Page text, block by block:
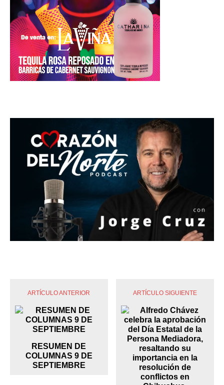
ARTÍCULO ANTERIOR
RESUMEN DE
COLUMNAS 9 DE
SEPTIEMBRE
ARTÍCULO SIGUIENTE